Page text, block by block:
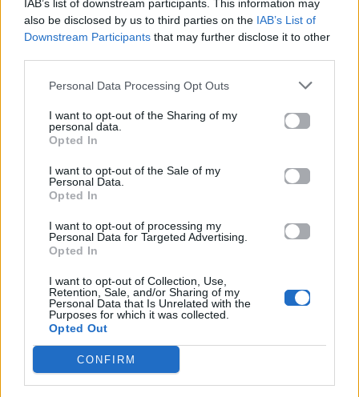
IAB’s list of downstream participants. This information may
also be disclosed by us to third parties on the IAB’s List of
Downstream Participants that may further disclose it to other
Personal Data Processing Opt Outs
I want to opt-out of the Sharing of my
personal data.
Opted In
I want to opt-out of the Sale of my
Personal Data.
Opted In
I want to opt-out of processing my
Personal Data for Targeted Advertising.
Opted In
I want to opt-out of Collection, Use,
Retention, Sale, and/or Sharing of my
Personal Data that Is Unrelated with the
Purposes for which it was collected.
Opted Out
CONFIRM
[Στροφή]
Είσαι η μέρα μου
Είσαι η νύχτα μου
Είσαι το λιώμα μου
Και τα ξενύχτια μου
Είσαι ο παράδεισος
Είσαι το κάρμα μου
Κι όλες οι αισθήσεις μου
[Επωδός]
Στα κύτταρά μου